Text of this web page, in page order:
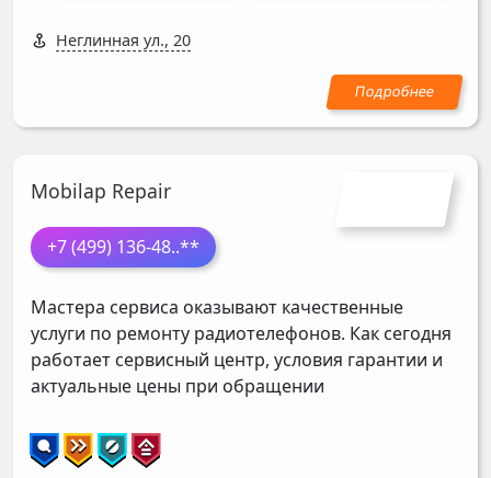
Неглинная ул., 20
Mobilap Repair
+7 (499) 136-48..**
Мастера сервиса оказывают качественные
услуги по ремонту радиотелефонов. Как сегодня
работает сервисный центр, условия гарантии и
актуальные цены при обращении